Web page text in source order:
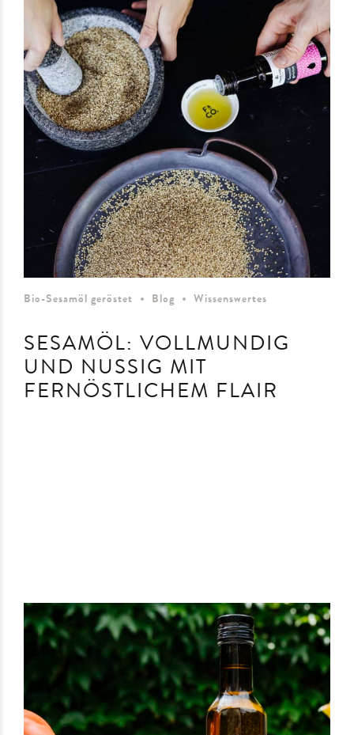
Bio-Sesamöl geröstet Blog Wissenswertes
SESAMÖL: VOLLMUNDIG
UND NUSSIG MIT
FERNÖSTLICHEM FLAIR